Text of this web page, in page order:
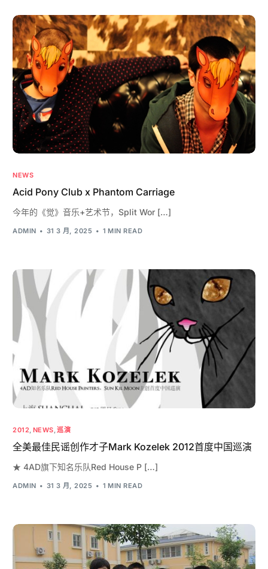
NEWS
Acid Pony Club x Phantom Carriage
今年的《觉》音乐+艺术节，Split Wor […]
ADMIN 31 3 月, 2025 1 MIN READ
2012 NEWS ,巡演
全美最佳民谣创作才子Mark Kozelek 2012首度中国巡演
★ 4AD旗下知名乐队Red House P […]
ADMIN 31 3 月, 2025 1 MIN READ